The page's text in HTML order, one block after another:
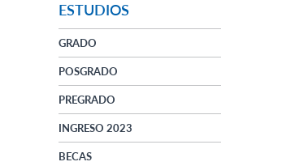
ESTUDIOS
GRADO
POSGRADO
PREGRADO
INGRESO 2023
BECAS